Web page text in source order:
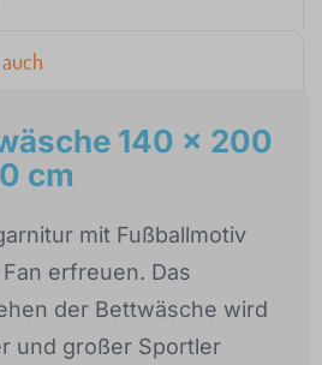
140 x 200
cm
mit Fußballmotiv
erfreuen. Das
der Bettwäsche wird
und großer Sportler